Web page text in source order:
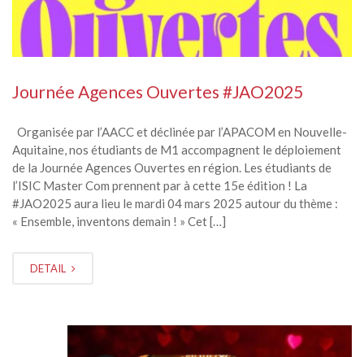
Journée Agences Ouvertes #JAO2025
Organisée par l’AACC et déclinée par l’APACOM en Nouvelle-
Aquitaine, nos étudiants de M1 accompagnent le déploiement
de la Journée Agences Ouvertes en région. Les étudiants de
l’ISIC Master Com prennent par à cette 15e édition ! La
#JAO2025 aura lieu le mardi 04 mars 2025 autour du thème :
« Ensemble, inventons demain ! » Cet […]
DETAIL